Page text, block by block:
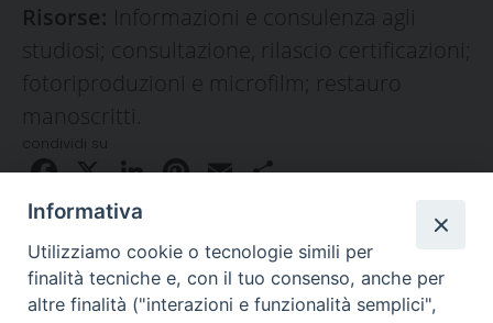
Risorse: Informazioni e consulenza agli
studiosi; consultazione, rilascio certificazioni;
fotoriproduzioni e microfilm; restauro
manoscritti.
condividi su
Facebook
X LinkedIn
Pinterest
EmailCondividi
Informativa
Utilizziamo cookie o tecnologie simili per
finalità tecniche e, con il tuo consenso, anche per
altre finalità ("interazioni e funzionalità semplici",